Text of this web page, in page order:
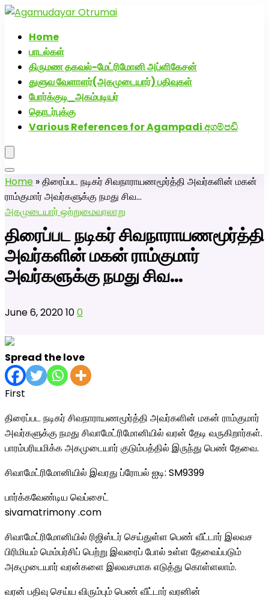
Home
பாடல்கள்
திருமண தகவல்-மேட்ரிமோனி அப்ளிகேசன்
துளுவ வேளாளர்(அகமுடையார்) பதிவுகள்
போர்க்குடி_அகம்படியர்
தொடர்புக்கு
Various References for Agampadi අගම්පඩි
Home »திரைப்பட நடிகர் சிவநாராயணமூர்த்தி அவர்களின் மகன்
ராம்குமார் அவர்களுக்கு நமது சிவ…
அகமுடையார் ஒற்றுமைவரலாறு
திரைப்பட நடிகர் சிவநாராயணமூர்த்தி
அவர்களின் மகன் ராம்குமார்
அவர்களுக்கு நமது சிவ…
June 6, 2020100
Spread the love
First
திரைப்பட நடிகர் சிவநாராயணமூர்த்தி அவர்களின் மகன் ராம்குமார்
அவர்களுக்கு நமது சிவாமேட்ரிமோனியில் வரன் தேடி வருகிறார்கள்.
பாரம்பரியமிக்க அகமுடையார் குடும்பத்தில் இருந்து பெண் தேவை.
சிவாமேட்ரிமோனியில் இவரது ப்ரோபல் ஐடி: SM9399
பார்க்கவேண்டிய வெப்சைட்
sivamatrimony .com
சிவாமேட்ரிமோனியில் ரிஜிஸ்டர் செய்துள்ள பெண் வீட்டார் இலவச
பிரிமியம் மெம்பர்சிப் பெற்று இவரைப் போல் உள்ள தேவைப்படும்
அகமுடையார் வரன்களை இலவசமாக எடுத்து கொள்ளலாம்.
வரன் பதிவு செய்ய விரும்பும் பெண் வீட்டார் வரனின்
அகமுடையார் திருமண வரன்களுக்கு அகமுடையார்மேட்ரி-